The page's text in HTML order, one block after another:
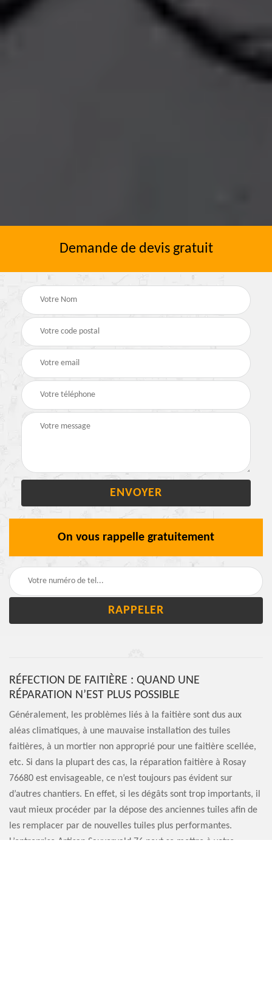
Demande de devis gratuit
On vous rappelle gratuitement
RÉFECTION DE FAITIÈRE : QUAND UNE
RÉPARATION N’EST PLUS POSSIBLE
Généralement, les problèmes liés à la faitière sont dus aux
aléas climatiques, à une mauvaise installation des tuiles
faitières, à un mortier non approprié pour une faitière scellée,
etc. Si dans la plupart des cas, la réparation faitière à Rosay
76680 est envisageable, ce n’est toujours pas évident sur
d’autres chantiers. En effet, si les dégâts sont trop importants, il
vaut mieux procéder par la dépose des anciennes tuiles afin de
les remplacer par de nouvelles tuiles plus performantes.
L’entreprise Artisan Sauvervald 76 peut se mettre à votre